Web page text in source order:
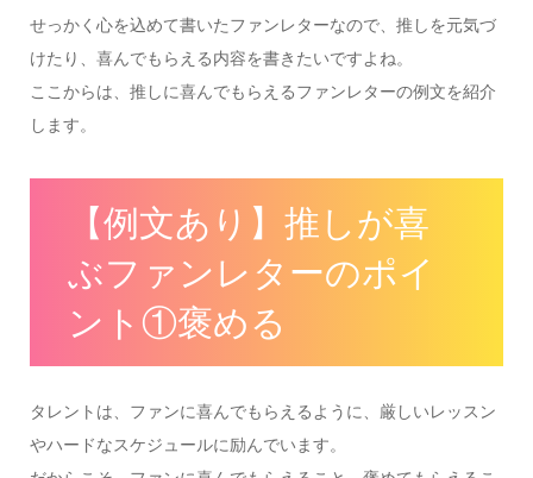
せっかく心を込めて書いたファンレターなので、推しを元気づ
けたり、喜んでもらえる内容を書きたいですよね。
ここからは、推しに喜んでもらえるファンレターの例文を紹介
します。
【例文あり】推しが喜
ぶファンレターのポイ
ント①褒める
タレントは、ファンに喜んでもらえるように、厳しいレッスン
やハードなスケジュールに励んでいます。